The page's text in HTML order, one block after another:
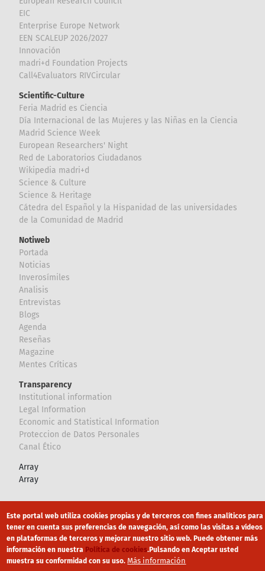
EIC
Enterprise Europe Network
EEN SCALEUP 2026/2027
Innovación
madri+d Foundation Projects
Call4Evaluators RIVCircular
Scientific-Culture
Feria Madrid es Ciencia
Día Internacional de las Mujeres y las Niñas en la Ciencia
Madrid Science Week
European Researchers' Night
Red de Laboratorios Ciudadanos
Wikipedia madri+d
Science & Culture
Science & Heritage
Cátedra del Español y la Hispanidad de las universidades
de la Comunidad de Madrid
Notiweb
Portada
Noticias
Inverosímiles
Analisis
Entrevistas
Blogs
Agenda
Reseñas
Magazine
Mentes Críticas
Transparency
Institutional information
Legal Information
Economic and Statistical Information
Proteccion de Datos Personales
Canal Ético
Array
Array
Canal Ético eduroam Mapa Web
Política privacidad Política de cookies
Este portal web utiliza cookies propias y de terceros con fines analíticos para
tener en cuenta sus preferencias de navegación, así como las visitas a vídeos
en plataformas de terceros y mejorar nuestro sitio web. Puede obtener más
información en nuestra Política de cookies.Pulsando en Aceptar usted
muestra su conformidad con su uso. Más información